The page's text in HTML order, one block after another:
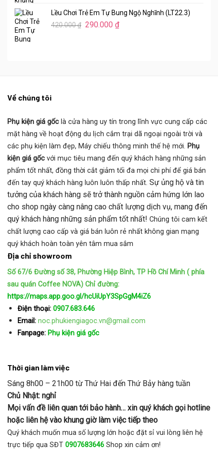
là:
420.000 ₫.
tại
là:
Lều Chơi Trẻ Em Tự Bung Ngộ Nghĩnh (LT22.3)
420.000₫ Giá
290.000₫Giá
Về chúng tôi
Phụ kiện giá gốc là cửa hàng uy tín trong lĩnh vực cung cấp các
mặt hàng về hoạt động du lịch cắm trại dã ngoại ngoài trời và
các phụ kiện làm đẹp, Máy chiếu thông minh thế hệ mới. Phụ
kiện giá gốc với mục tiêu mang đến quý khách hàng những sản
phẩm tốt nhất, đồng thời cắt giảm tối đa mọi chi phí để giá bán
đến tay quý khách hàng luôn luôn thấp nhất. Sự ủng hộ và tin
tưởng của khách hàng sẽ trở thành nguồn cảm hứng lớn lao
cho shop ngày càng nâng cao chất lượng dịch vụ, mang đến
quý khách hàng những sản phẩm tốt nhất! Chúng tôi cam kết
chất lượng cao cấp và giá bán luôn rẻ nhất không gian mạng
quý khách hoàn toàn yên tâm mua sắm
Địa chỉ showroom
Số 67/6 Đường số 38, Phường Hiệp Bình, TP Hồ Chí Minh ( phía
sau quán Coffee NOVA) Chỉ đường:
https://maps.app.goo.gl/hcUiUpY3SpGgM4iZ6
Điện thoại: 0907.683.646
Email:noc.phukiengiagoc.vn@gmail.com
Fanpage:Phụ kiện giá gốc
Thời gian làm việc
Sáng 8h00 – 21h00 từ Thứ Hai đến Thứ Bảy hàng tuần
Chủ Nhật: nghỉ
Mọi vấn đề liên quan tới bảo hành… xin quý khách gọi hotline
hoặc liên hệ vào khung giờ làm việc tiếp theo
Quý khách muốn mua số lượng lớn hoặc đặt sỉ vui lòng liên hệ
trực tiếp qua SĐT 0907683646 Shop xin cảm ơn!